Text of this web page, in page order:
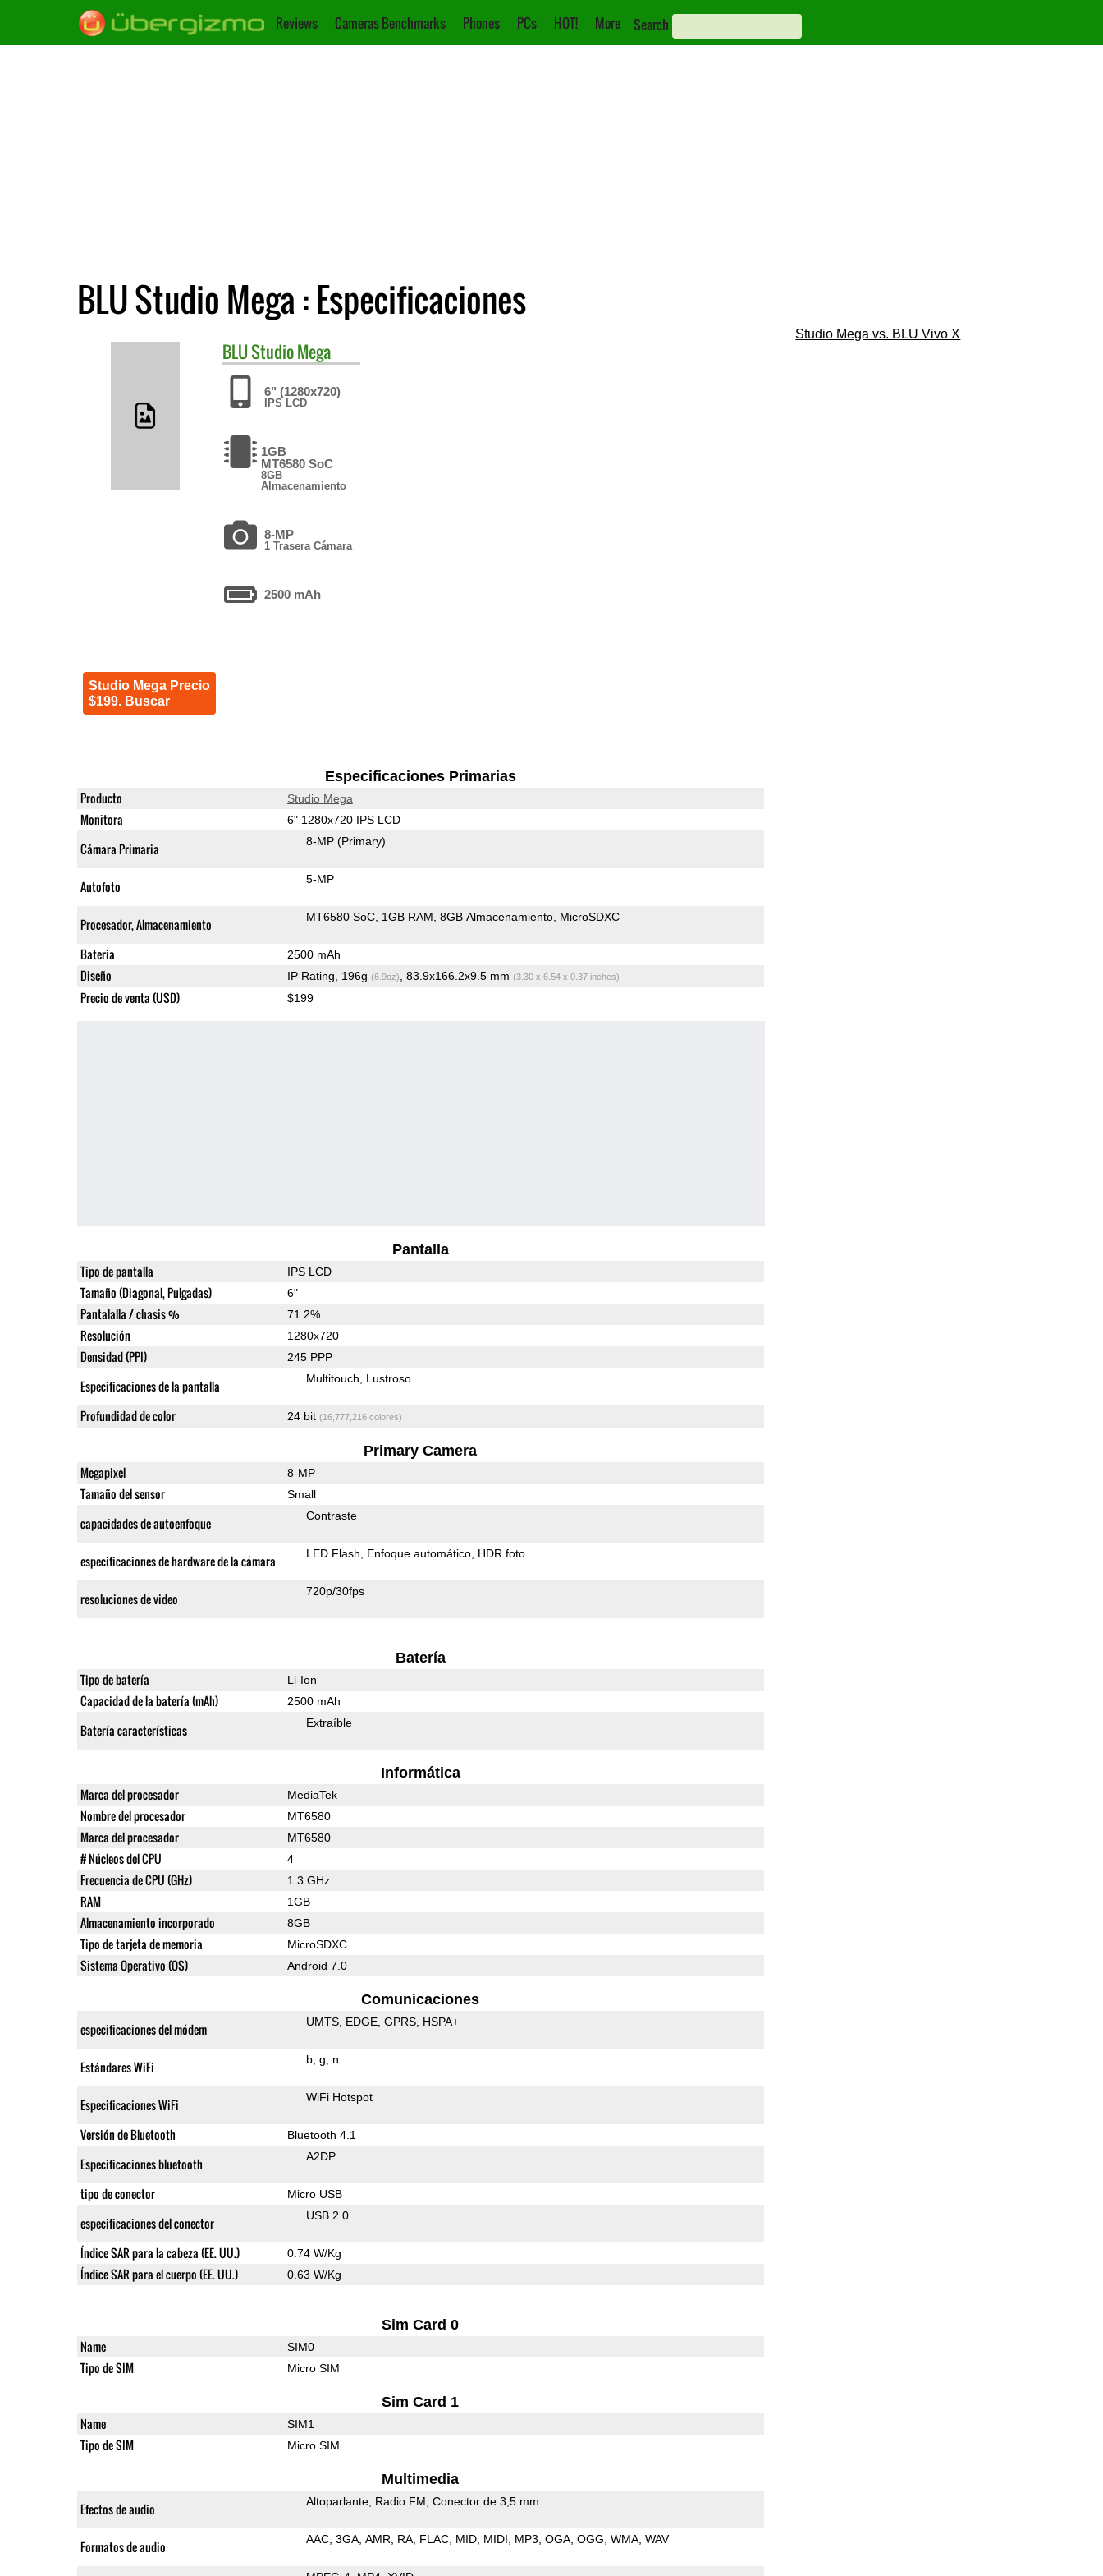
Reviews Cameras Benchmarks Phones PCs HOT! More Search
BLU Studio Mega : Especificaciones
BLUStudio Mega
6" (1280x720)
IPS LCD
1GB
MT6580 SoC
8GB
Almacenamiento
8-MP
1 Trasera Cámara
2500 mAh
Studio Mega Precio
$199. Buscar
Especificaciones Primarias
Producto Studio Mega
Monitora 6" 1280x720 IPS LCD
Cámara Primaria 8-MP (Primary)
Autofoto 5-MP
Procesador, Almacenamiento MT6580 SoC 1GB RAM 8GB Almacenamiento MicroSDXC
Bateria 2500 mAh
Diseño IP Rating, 196g (6.9oz) , 83.9x166.2x9.5 mm (3.30 x 6.54 x 0.37 inches)
Precio de venta (USD) $199
Pantalla
Tipo de pantalla IPS LCD
Tamaño (Diagonal, Pulgadas) 6"
Pantalalla / chasis % 71.2%
Resolución 1280x720
Densidad (PPI) 245 PPP
Especificaciones de la pantalla Multitouch Lustroso
Profundidad de color 24 bit (16,777,216 colores)
Primary Camera
Megapixel 8-MP
Tamaño del sensor Small
capacidades de autoenfoque Contraste
especificaciones de hardware de la cámara LED Flash Enfoque automático HDR foto
resoluciones de video 720p/30fps
Batería
Tipo de batería Li-Ion
Capacidad de la batería (mAh) 2500 mAh
Batería características Extraíble
Informática
Marca del procesador MediaTek
Nombre del procesador MT6580
Marca del procesador MT6580
# Núcleos del CPU 4
Frecuencia de CPU (GHz) 1.3 GHz
RAM 1GB
Almacenamiento incorporado 8GB
Tipo de tarjeta de memoria MicroSDXC
Sistema Operativo (OS) Android 7.0
Comunicaciones
especificaciones del módem UMTS EDGE GPRS HSPA+
Estándares WiFi b g n
Especificaciones WiFi WiFi Hotspot
Versión de Bluetooth Bluetooth 4.1
Especificaciones bluetooth A2DP
tipo de conector Micro USB
especificaciones del conector USB 2.0
Índice SAR para la cabeza (EE. UU.) 0.74 W/Kg
Índice SAR para el cuerpo (EE. UU.) 0.63 W/Kg
Sim Card 0
Name SIM0
Tipo de SIM Micro SIM
Sim Card 1
Name SIM1
Tipo de SIM Micro SIM
Multimedia
Efectos de audio Altoparlante Radio FM Conector de 3,5 mm
Formatos de audio AAC 3GA AMR RA FLAC MID MIDI MP3 OGA OGG WMA WAV
Studio Mega vs. BLU Vivo X